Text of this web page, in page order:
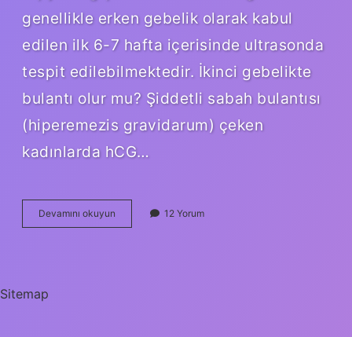
genellikle erken gebelik olarak kabul
edilen ilk 6-7 hafta içerisinde ultrasonda
tespit edilebilmektedir. İkinci gebelikte
bulantı olur mu? Şiddetli sabah bulantısı
(hiperemezis gravidarum) çeken
kadınlarda hCG…
Devamını okuyun
Gebelik
12 Yorum
Sitemap